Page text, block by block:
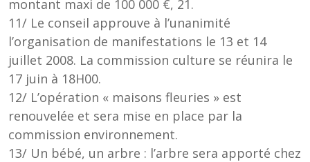
montant maxi de 100 000 €, 21.
11/ Le conseil approuve à l’unanimité
l’organisation de manifestations le 13 et 14
juillet 2008. La commission culture se réunira le
17 juin à 18H00.
12/ L’opération « maisons fleuries » est
renouvelée et sera mise en place par la
commission environnement.
13/ Un bébé, un arbre : l’arbre sera apporté chez